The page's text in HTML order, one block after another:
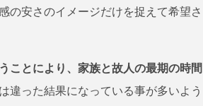
の安さのイメージだけを捉えて希望さ
ことにより、家族と故人の最期の時間
違った結果になっている事が多いよう